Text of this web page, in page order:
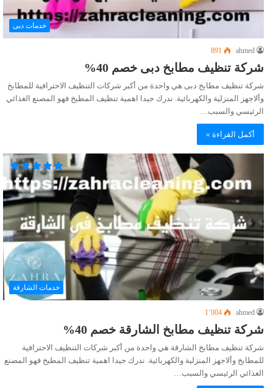
خدمات دبى
ahmed
891
شركة تنظيف مطابخ دبى خصم 40%
شركة تنظيف مطابخ دبى هي واحدة من أكبر شركات التنظيف الاحترافية للمطابخ
وألاجهز المنزلية والكهربائية. ندرك جيدا اهمية تنظيف المطبخ فهو المصنع الغذائي
الرئيسي والسبب…
أكمل القراءة »
خدمات الشارقة
ahmed 1٬004
شركة تنظيف مطابخ الشارقة خصم 40%
شركة تنظيف مطابخ الشارقة هي واحدة من أكبر شركات التنظيف الاحترافية
للمطابخ وألاجهز المنزلية والكهربائية. ندرك جيدا اهمية تنظيف المطبخ فهو المصنع
الغذائي الرئيسي والسبب…